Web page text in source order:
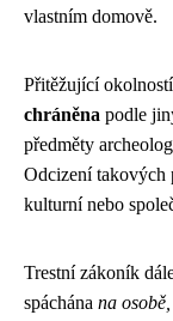
vlastním domově.
Přitěžující
chráněna podle
předměty
Odcizení takových
kulturní nebo
Trestní zákoník
spáchána na